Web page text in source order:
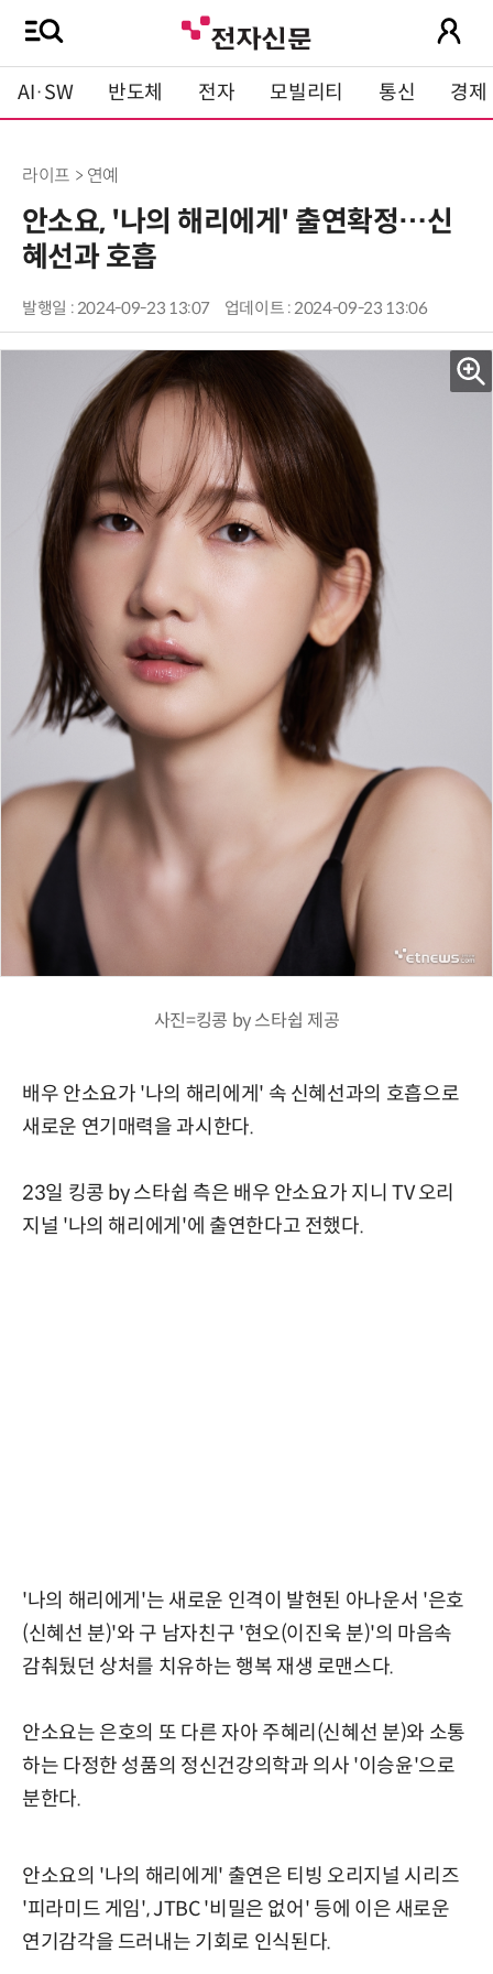
AI·SW 반도체 전자 모빌리티 통신 경제
라이프 > 연예
안소요, '나의 해리에게' 출연확정…신
혜선과 호흡
발행일 : 2024-09-23 13:07 업데이트 : 2024-09-23 13:06
사진=킹콩 by 스타쉽 제공
배우 안소요가 '나의 해리에게' 속 신혜선과의 호흡으로
새로운 연기매력을 과시한다.
23일 킹콩 by 스타쉽 측은 배우 안소요가 지니 TV 오리
지널 '나의 해리에게'에 출연한다고 전했다.
'나의 해리에게'는 새로운 인격이 발현된 아나운서 '은호
(신혜선 분)'와 구 남자친구 '현오(이진욱 분)'의 마음속
감춰뒀던 상처를 치유하는 행복 재생 로맨스다.
안소요는 은호의 또 다른 자아 주혜리(신혜선 분)와 소통
하는 다정한 성품의 정신건강의학과 의사 '이승윤'으로
분한다.
안소요의 '나의 해리에게' 출연은 티빙 오리지널 시리즈
'피라미드 게임', JTBC '비밀은 없어' 등에 이은 새로운
연기감각을 드러내는 기회로 인식된다.